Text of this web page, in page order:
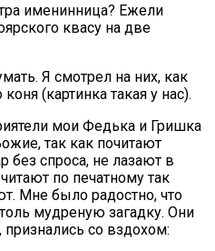
именинница? Ежели
квасу на две
Я смотрел на них, как
(картинка такая у нас).
мои Федька и Гришка
так как почитают
без спроса, не лазают в
по печатному так
Мне было радостно, что
мудреную загадку. Они
со вздохом: